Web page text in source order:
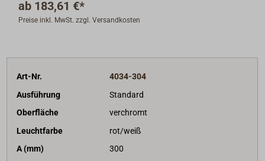
ab 183,61 €*
Preise inkl. MwSt. zzgl. Versandkosten
Art-Nr.
4034-304
Ausführung
Standard
Oberfläche
verchromt
Leuchtfarbe
rot/weiß
A (mm)
300